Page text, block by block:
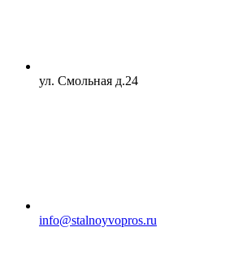
ул. Смольная д.24
info@stalnoyvopros.ru